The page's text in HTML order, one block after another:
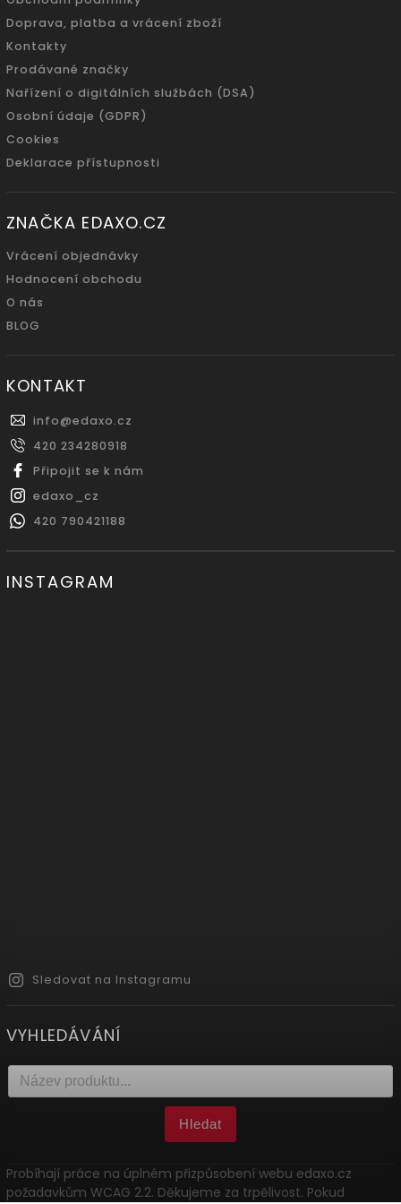
Doprava, platba a vrácení zboží
Kontakty
Prodávané značky
Nařízení o digitálních službách (DSA)
Osobní údaje (GDPR)
Cookies
Deklarace přístupnosti
ZNAČKA EDAXO.CZ
Vrácení objednávky
Hodnocení obchodu
O nás
BLOG
KONTAKT
info@edaxo.cz
420 234280918
Připojit se k nám
edaxo_cz
420 790421188
INSTAGRAM
Sledovat na Instagramu
VYHLEDÁVÁNÍ
Hledat
Probíhají práce na úplném přizpůsobení webu edaxo.cz
požadavkům WCAG 2.2. Děkujeme za trpělivost. Pokud